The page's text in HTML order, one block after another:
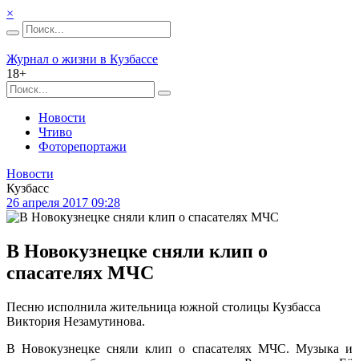
×
Журнал о жизни в Кузбассе
18+
Новости
Чтиво
Фоторепортажи
Новости
Кузбасс
26 апреля 2017 09:28
В Новокузнецке сняли клип о
спасателях МЧС
Песню исполнила жительница южной столицы Кузбасса
Виктория Незамутинова.
В Новокузнецке сняли клип о спасателях МЧС. Музыка и